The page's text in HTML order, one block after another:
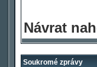
Návrat
Soukromé zprávy